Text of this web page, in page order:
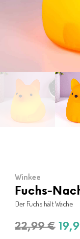
Winkee
Fuchs-
Der Fuchs hält Wache
22,99€